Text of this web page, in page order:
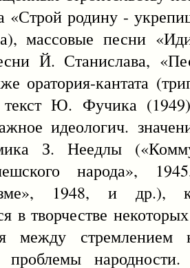
«Строй родину -
массовые песни
Й. Станислава,
оратория-кантата
Ю. Фучика
идеологич.
З. Неедлы
народа»,
1948, и др.),
в творчестве
между
народности.